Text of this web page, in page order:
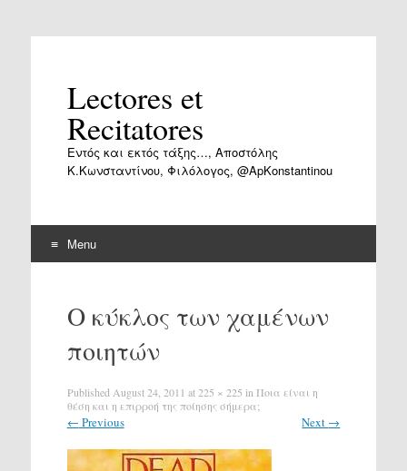
Lectores et
Recitatores
Εντός και εκτός τάξης…, Αποστόλης
Κ.Κωνσταντίνου, Φιλόλογος, @ApKonstantinou
Menu
contentΟ κύκλος των χαμένων
ποιητών
Published August 24, 2011 at225 × 225 in Ποια είναι η
θέση και η επιρροή της ποίησης σήμερα;
← Previous Next →